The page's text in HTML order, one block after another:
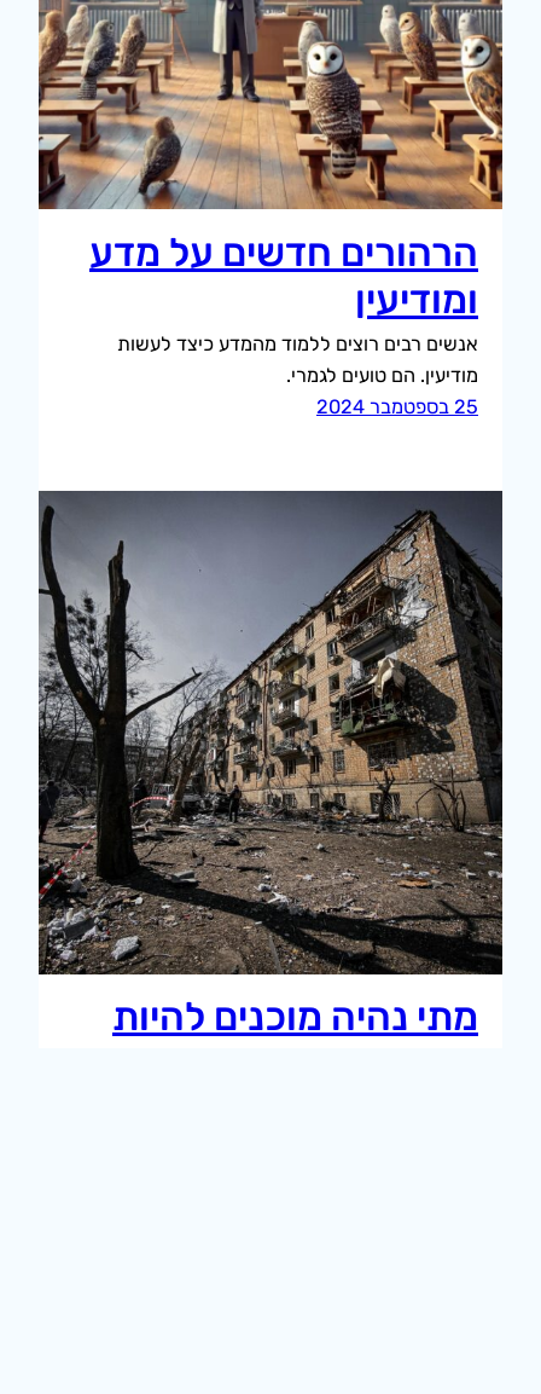
הרהורים חדשים על מדע
ומודיעין
אנשים רבים רוצים ללמוד מהמדע כיצד לעשות
מודיעין. הם טועים לגמרי.
25 בספטמבר 2024
מתי נהיה מוכנים להיות